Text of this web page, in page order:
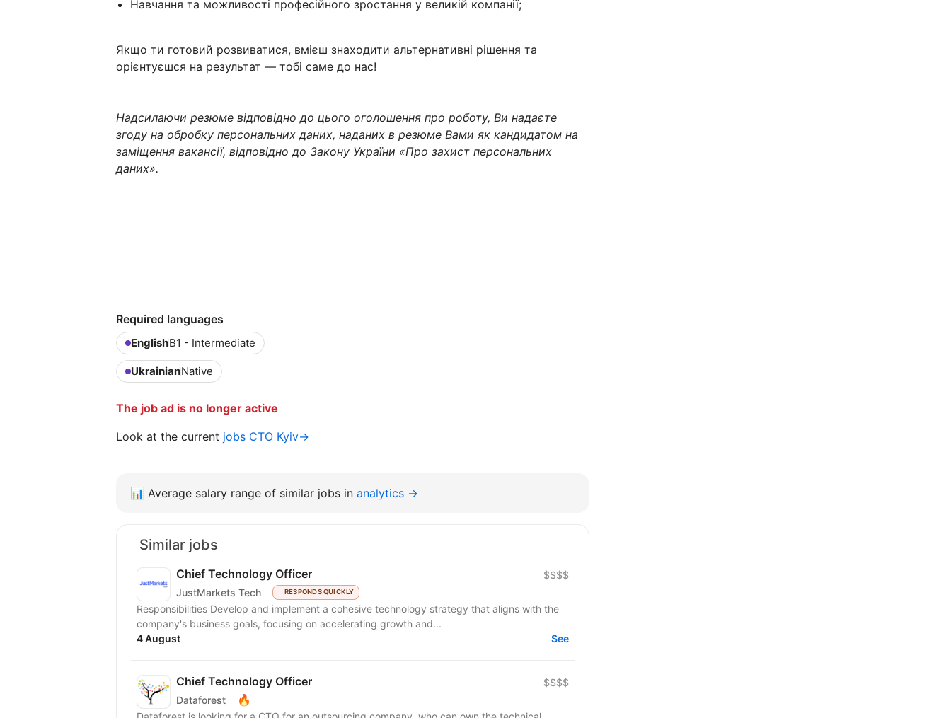
Навчання та можливості професійного зростання у великій компанії;
Якщо ти готовий розвиватися, вмієш знаходити альтернативні рішення та
орієнтуєшся на результат — тобі саме до нас!
Надсилаючи резюме відповідно до цього оголошення про роботу, Ви надаєте
згоду на обробку персональних даних, наданих в резюме Вами як кандидатом на
заміщення вакансії, відповідно до Закону України «Про захист персональних
даних».
Required languages
EnglishB1 - Intermediate
UkrainianNative
The job ad is no longer active
Look at the current jobs CTO Kyiv→
📊 Average salary range of similar jobs in analytics →
Similar jobs
Chief Technology Officer
JustMarkets Tech RESPONDS QUICKLY
$$$$
Responsibilities Develop and implement a cohesive technology strategy that aligns with the
company's business goals, focusing on accelerating growth and...
4 August
See
Chief Technology Officer
Dataforest 🔥
$$$$